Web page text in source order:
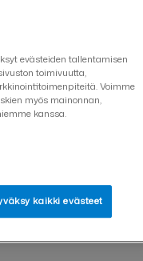
evästeiden tallentamisen
toimivuutta,
Voimme
myös mainonnan,
kanssa.
kaikki evästeet